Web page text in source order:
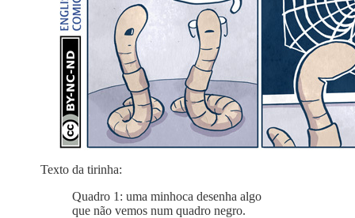
Texto da tirinha:
Quadro 1: uma minhoca desenha algo
que não vemos num quadro negro.